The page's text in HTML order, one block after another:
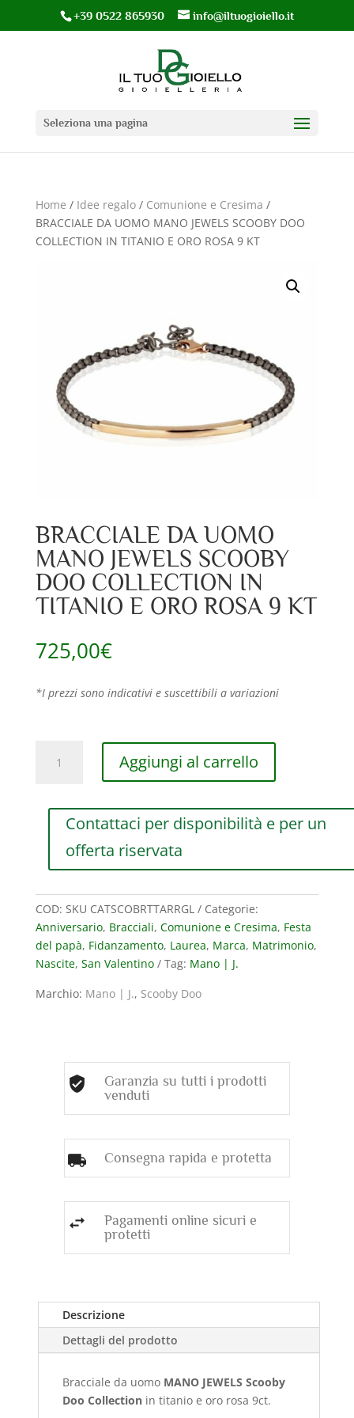
+39 0522 865930 info@iltuogioiello.it
Seleziona una pagina
Home / Idee regalo/ Comunione e Cresima /
BRACCIALE DA UOMO MANO JEWELS SCOOBY DOO
COLLECTION IN TITANIO E ORO ROSA 9 KT
BRACCIALE DA UOMO
MANO JEWELS SCOOBY
DOO COLLECTION IN
TITANIO E ORO ROSA 9 KT
725,00€
*I prezzi sono indicativi e suscettibili a variazioni
JEWELS
IN
TITANIO
E
ORO
ROSA
Aggiungi al carrello
Contattaci per disponibilità e per un
offerta riservata
COD: SKU CATSCOBRTTARRGL
Categorie:
Anniversario, Bracciali, Comunione e Cresima, Festa
del papà, Fidanzamento, Laurea, Marca, Matrimonio,
Nascite, San Valentino Tag: Mano | J.
Marchio: Mano | J., Scooby Doo
Garanzia su tutti i prodotti
venduti
Consegna rapida e protetta
Pagamenti online sicuri e
protetti
Descrizione
Dettagli del prodotto
Bracciale da uomo MANO JEWELS Scooby
Doo Collectionin titanio e oro rosa 9ct.